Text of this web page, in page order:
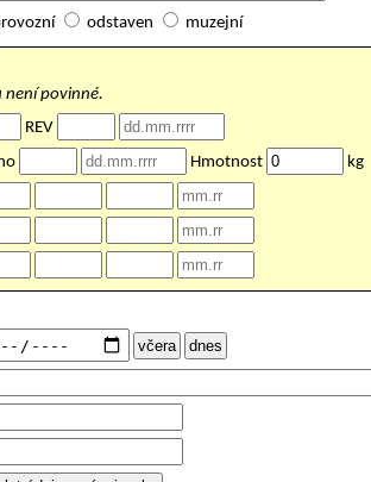
odstaven muzejní
povinné.
REV
Hmotnost kg